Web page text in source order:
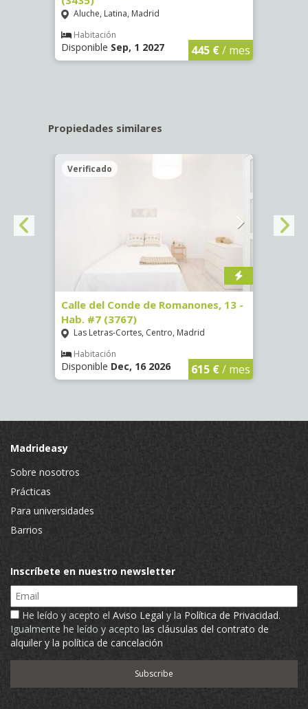
Aluche, Latina, Madrid
Habitación
Disponible Sep, 1 2027 445 €/ mes
Propiedades similares
Verificado
Calle del Conde de Romanones, 13 -
Hab. #7 (3767)
Las Letras-Cortes, Centro, Madrid
Habitación
Disponible Dec, 16 2026 615 €/ mes
Madrideasy
Sobre nosotros
Prácticas
Para universidades
Barrios
Inscríbete en nuestro newsletter
Email
He leído y acepto el Aviso Legal y la Política de Privacidad.
Igualmente he leído y acepto las cláusulas del contrato de
alquiler y la política de cancelación